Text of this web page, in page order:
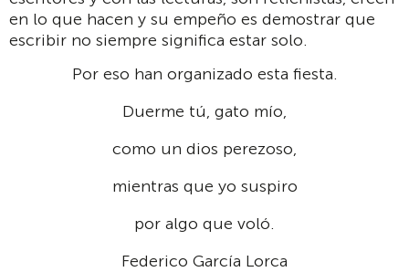
en lo que hacen y su empeño es demostrar que
escribir no siempre significa estar solo.
Por eso han organizado esta fiesta.
Duerme tú, gato mío,
como un dios perezoso,
mientras que yo suspiro
por algo que voló.
Federico García Lorca